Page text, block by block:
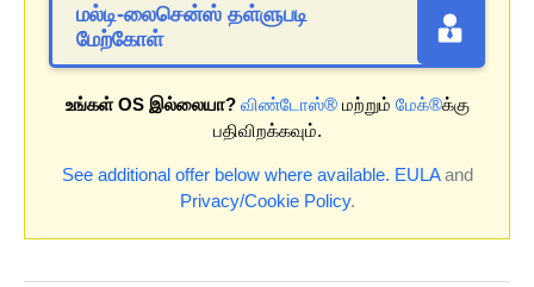
மல்டி-லைசென்ஸ் தள்ளுபடி
மேற்கோள்
உங்கள் OS இல்லையா? விண்டோஸ்®மற்றும் மேக்®க்கு
பதிவிறக்கவும்.
See additional offer below where available. EULAand
Privacy/Cookie Policy.